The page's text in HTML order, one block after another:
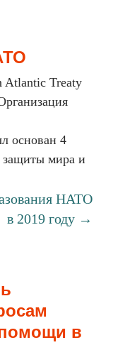
Atlantic Treaty
основан 4
мира и
НАТО
в 2019 году →
в